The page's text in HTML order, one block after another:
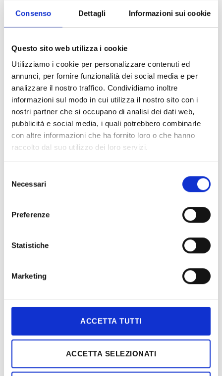
Consenso Dettagli Informazioni sui cookie
Questo sito web utilizza i cookie
Utilizziamo i cookie per personalizzare contenuti ed
annunci, per fornire funzionalità dei social media e per
analizzare il nostro traffico. Condividiamo inoltre
informazioni sul modo in cui utilizza il nostro sito con i
nostri partner che si occupano di analisi dei dati web,
pubblicità e social media, i quali potrebbero combinarle
con altre informazioni che ha fornito loro o che hanno
raccolto dal suo utilizzo dei loro servizi.
delNecessari
Preferenze
Statistiche
Marketing
ACCETTA TUTTI
ACCETTA SELEZIONATI